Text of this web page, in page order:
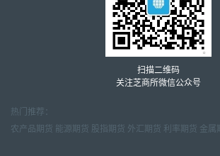
扫描二维码
关注芝商所微信公众号
热门推荐：
农产品期货 能源期货 股指期货 外汇期货 利率期货 金属